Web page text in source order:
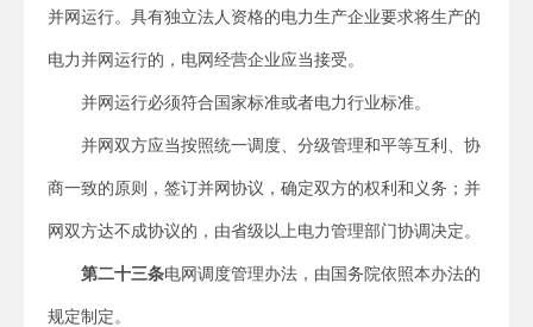
并网运行。具有独立法人资格的电力生产企业要求将生产的
电力并网运行的，电网经营企业应当接受。
并网运行必须符合国家标准或者电力行业标准。
并网双方应当按照统一调度、分级管理和平等互利、协
商一致的原则，签订并网协议，确定双方的权利和义务；并
网双方达不成协议的，由省级以上电力管理部门协调决定。
第二十三条电网调度管理办法，由国务院依照本办法的
规定制定。